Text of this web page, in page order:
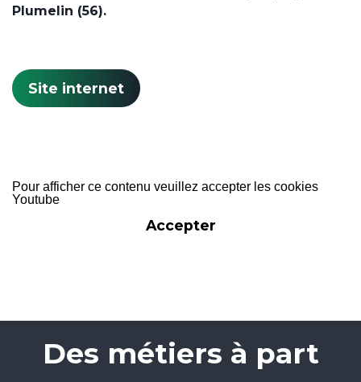
Plumelin (56).
Site internet
Pour afficher ce contenu veuillez accepter les cookies
Youtube
Accepter
Des métiers à part